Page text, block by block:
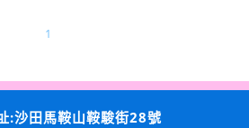
1
:沙田馬鞍山鞍駿街28號